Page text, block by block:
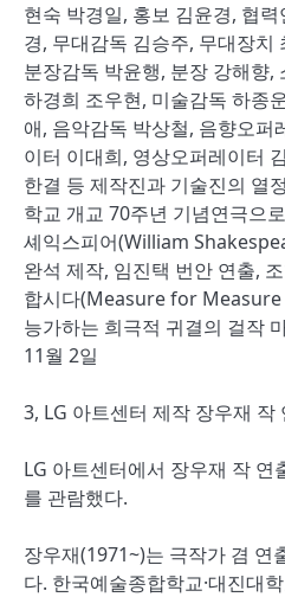
현숙 박경일, 홍보 김윤경, 협
경, 무대감독 김승주, 무대장치
분장감독 박윤행, 분장 강해향,
하경희 조우현, 미술감독 하종
애, 음악감독 박상철, 음향오퍼
이터 이대희, 영상오퍼레이터
한결 등 제작진과 기술진의 열
학교 개교 70주년 기념연극으
셰익스피어(William
완석 제작, 임진택 번안 연출,
합시다(Measure for Measure
능가하는 희극적 귀결의 걸작
11월 2일
3, LG 아트센터 제작 장우재 작
LG 아트센터에서 장우재 작
를 관람했다.
장우재(1971~)는 극작가 겸 연
다. 한국예술종합학교·대진대